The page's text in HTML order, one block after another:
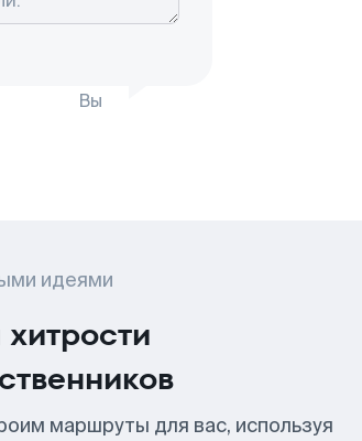
Вы
идеями
маршруты для вас, используя